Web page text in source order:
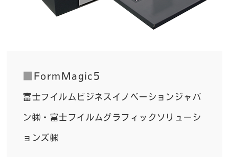
■FormMagic5
富士フイルムビジネスイノベーションジャパ
ン㈱・富士フイルムグラフィックソリューシ
ョンズ㈱